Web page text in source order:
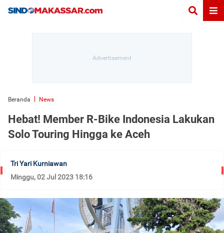
Beranda News
Hebat! Member R-Bike Indonesia Lakukan
Solo Touring Hingga ke Aceh
Tri Yari Kurniawan
Minggu, 02 Jul 2023 18:16